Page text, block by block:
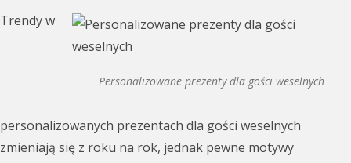
Personalizowane prezenty dla gości weselnych
Trendy w
personalizowanych prezentach dla gości weselnych
zmieniają się z roku na rok, jednak pewne motywy